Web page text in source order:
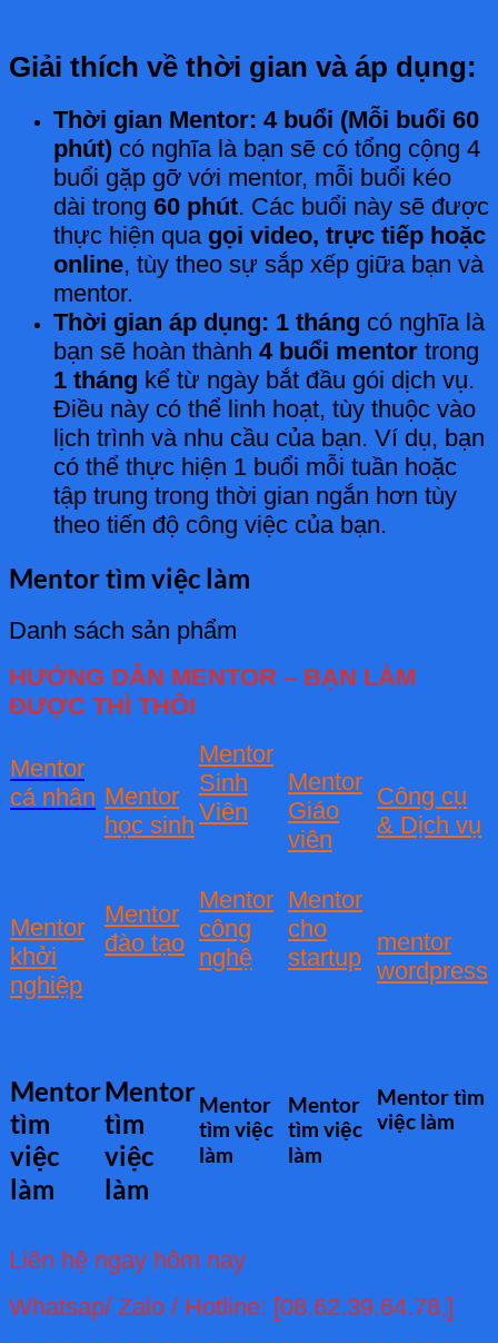
Giải thích về thời gian và áp dụng:
Thời gian Mentor: 4 buổi (Mỗi buổi 60
phút) có nghĩa là bạn sẽ có tổng cộng 4
buổi gặp gỡ với mentor, mỗi buổi kéo
dài trong 60 phút. Các buổi này sẽ được
thực hiện qua gọi video, trực tiếp hoặc
online, tùy theo sự sắp xếp giữa bạn và
mentor.
Thời gian áp dụng: 1 tháng có nghĩa là
bạn sẽ hoàn thành 4 buổi mentor trong
1 tháng kể từ ngày bắt đầu gói dịch vụ.
Điều này có thể linh hoạt, tùy thuộc vào
lịch trình và nhu cầu của bạn. Ví dụ, bạn
có thể thực hiện 1 buổi mỗi tuần hoặc
tập trung trong thời gian ngắn hơn tùy
theo tiến độ công việc của bạn.
Mentor tìm việc làm
Danh sách sản phẩm
HƯỚNG DẪN MENTOR – BẠN LÀM
ĐƯỢC THÌ THÔI
Mentor
cá nhân Mentor
học sinh
Mentor
Sinh
Viên
Mentor
Giáo
viên
Công cụ
& Dịch vụ
Mentor
khởi
nghiệp
Mentor
đào tạo
Mentor
công
nghệ
Mentor
cho
startup
mentor
wordpress
Mentor
tìm
việc
làm
Mentor
tìm
việc
làm
Mentor
tìm việc
làm
Mentor
tìm việc
làm
Mentor tìm
việc làm
Liên hệ ngay hôm nay
Whatsap/ Zalo / Hotline: [08.62.39.64.78,]